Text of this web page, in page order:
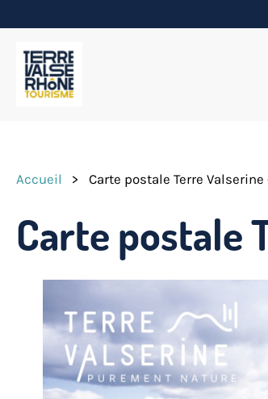
Accueil > Carte postale Terre
Carte postale